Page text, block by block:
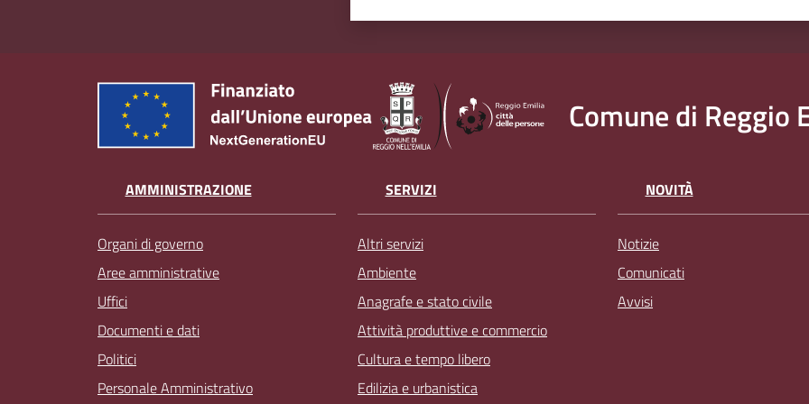
Comune di Reggio
AMMINISTRAZIONE
Organi di governo
Aree amministrative
Uffici
Documenti e dati
Politici
Personale Amministrativo
SERVIZI
Altri servizi
Ambiente
Anagrafe e stato civile
Attività produttive e commercio
Cultura e tempo libero
Edilizia e urbanistica
NOVITÀ
Notizie
Comunicati
Avvisi